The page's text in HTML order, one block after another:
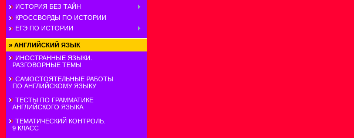
ИСТОРИЯ БЕЗ ТАЙН
КРОССВОРДЫ ПО ИСТОРИИ
ЕГЭ ПО ИСТОРИИ
» АНГЛИЙСКИЙ ЯЗЫК
ИНОСТРАННЫЕ ЯЗЫКИ.
РАЗГОВОРНЫЕ ТЕМЫ
САМОСТОЯТЕЛЬНЫЕ РАБОТЫ
ПО АНГЛИЙСКОМУ ЯЗЫКУ
ТЕСТЫ ПО ГРАММАТИКЕ
АНГЛИЙСКОГО ЯЗЫКА
ТЕМАТИЧЕСКИЙ КОНТРОЛЬ.
9 КЛАСС